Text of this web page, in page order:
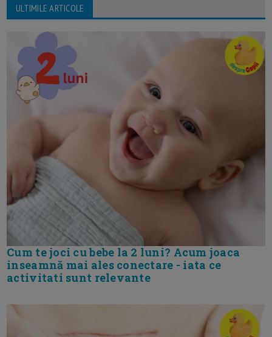
ULTIMILE ARTICOLE
Cum te joci cu bebe la 2 luni? Acum joaca
inseamnă mai ales conectare - iata ce
activitati sunt relevante